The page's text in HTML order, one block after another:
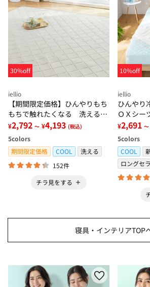
30%off
iellio
【期間限定価格】ひんやりもち
もちで触れたくなる 洗えるラ
グ＜低反発・滑りにくい・接触
冷感・防ダニ・カーペット＞
¥2,792 ～ ¥4,193 (税込)
5colors
期間限定価格
COOL
洗える
152件
チラ見をする
10%off
iellio
ひんやり
ＯＸシー
感・抗菌
ボックス
＞
¥2,691 ～
5colors
COOL
ロングセ
寝具・インテリアTOP